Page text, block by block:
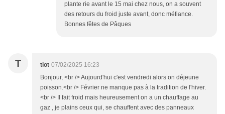
plante rie avant le 15 mai chez nous, on a souvent
des retours du froid juste avant, donc méfiance.
Bonnes fêtes de Pâques
T tiot 07/02/2025 16:23
Bonjour, <br /> Aujourd'hui c'est vendredi alors on déjeune
poisson.<br /> Février ne manque pas à la tradition de l'hiver.
<br /> Il fait froid mais heureusement on a un chauffage au
gaz , je plains ceux qui, se chauffent avec des panneaux